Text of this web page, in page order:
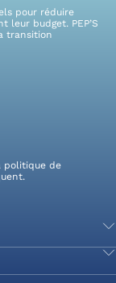
pour réduire
leur budget. PEP’S
transition
politique de